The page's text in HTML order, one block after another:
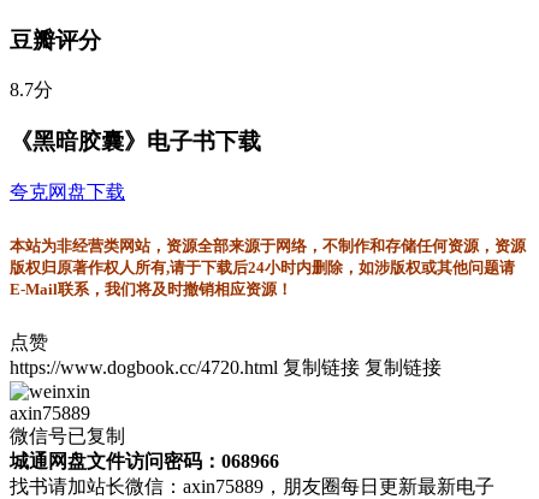
豆瓣评分
8.7分
《黑暗胶囊》电子书下载
夸克网盘下载
本站为非经营类网站，资源全部来源于网络，不制作和存储任何资源，资源
版权归原著作权人所有,请于下载后24小时内删除，如涉版权或其他问题请
E-Mail联系，我们将及时撤销相应资源！
点赞
https://www.dogbook.cc/4720.html 复制链接 复制链接
axin75889
微信号已复制
城通网盘文件访问密码：068966
找书请加站长微信：axin75889，朋友圈每日更新最新电子